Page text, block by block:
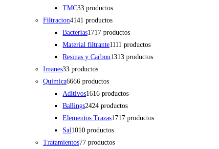
TMC33 productos
Filtracion4141 productos
Bacterias1717 productos
Material filtrante1111 productos
Resinas y Carbon1313 productos
Imanes33 productos
Quimica6666 productos
Aditivos1616 productos
Ballings2424 productos
Elementos Trazas1717 productos
Sal1010 productos
Tratamientos77 productos